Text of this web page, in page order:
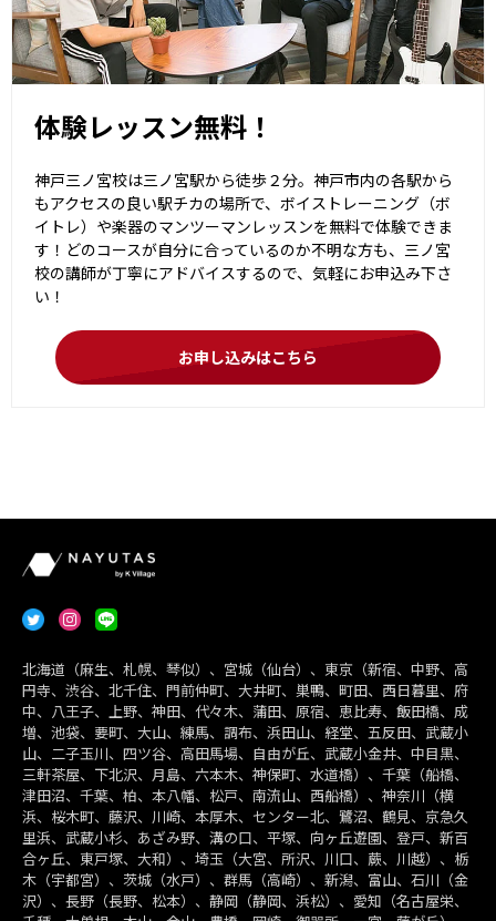
体験レッスン無料！
神戸三ノ宮校は三ノ宮駅から徒歩２分。神戸市内の各駅から
もアクセスの良い駅チカの場所で、ボイストレーニング（ボ
イトレ）や楽器のマンツーマンレッスンを無料で体験できま
す！どのコースが自分に合っているのか不明な方も、三ノ宮
校の講師が丁寧にアドバイスするので、気軽にお申込み下さ
い！
お申し込みはこちら
北海道（麻生、札幌、琴似）、宮城（仙台）、東京（新宿、中野、高
円寺、渋谷、北千住、門前仲町、大井町、巣鴨、町田、西日暮里、府
中、八王子、上野、神田、代々木、蒲田、原宿、恵比寿、飯田橋、成
増、池袋、要町、大山、練馬、調布、浜田山、経堂、五反田、武蔵小
山、二子玉川、四ツ谷、高田馬場、自由が丘、武蔵小金井、中目黒、
三軒茶屋、下北沢、月島、六本木、神保町、水道橋）、千葉（船橋、
津田沼、千葉、柏、本八幡、松戸、南流山、西船橋）、神奈川（横
浜、桜木町、藤沢、川崎、本厚木、センター北、鷺沼、鶴見、京急久
里浜、武蔵小杉、あざみ野、溝の口、平塚、向ヶ丘遊園、登戸、新百
合ヶ丘、東戸塚、大和）、埼玉（大宮、所沢、川口、蕨、川越）、栃
木（宇都宮）、茨城（水戸）、群馬（高崎）、新潟、富山、石川（金
沢）、長野（長野、松本）、静岡（静岡、浜松）、愛知（名古屋栄、